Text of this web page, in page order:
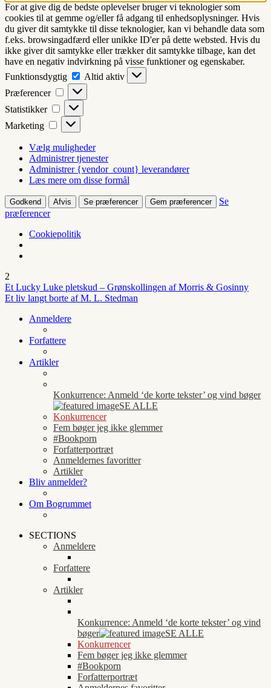
For at give dig de bedste oplevelser bruger vi teknologier som
cookies til at gemme og/eller få adgang til enhedsoplysninger. Hvis
du giver dit samtykke til disse teknologier, kan vi behandle data som
f.eks. browsingadfærd eller unikke ID'er på dette websted. Hvis du
ikke giver dit samtykke eller trækker dit samtykke tilbage, kan det
have en negativ indvirkning på visse funktioner og egenskaber.
Funktionsdygtig
Funktionsdygtig
Altid aktiv
Præferencer
Præferencer
Statistikker Statistikker
Marketing Marketing
Vælg muligheder
Administrer tjenester
Administrer {vendor_count} leverandører
Læs mere om disse formål
Godkend Afvis Se præferencer Gem præferencer
Se
præferencer
Cookiepolitik
2
Et Lucky Luke pletskud – Grønskollingen af Morris & Gosinny
Et liv langt borte af M. L. Stedman
Anmeldere
Forfattere
Artikler
Konkurrence: Anmeld ‘de korte tekster’ og vind bøger
SE ALLE
Konkurrencer
Fem bøger jeg ikke glemmer
#Bookporn
Forfatterportræt
Anmeldernes favoritter
Artikler
Bliv anmelder?
Om Bogrummet
SECTIONS
Anmeldere
Forfattere
Artikler
Konkurrence: Anmeld ‘de korte tekster’ og vind
bøger
SE ALLE
Konkurrencer
Fem bøger jeg ikke glemmer
#Bookporn
Forfatterportræt